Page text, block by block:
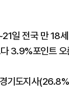
일 전국 만 18
3.9%포인트 오
기도지사